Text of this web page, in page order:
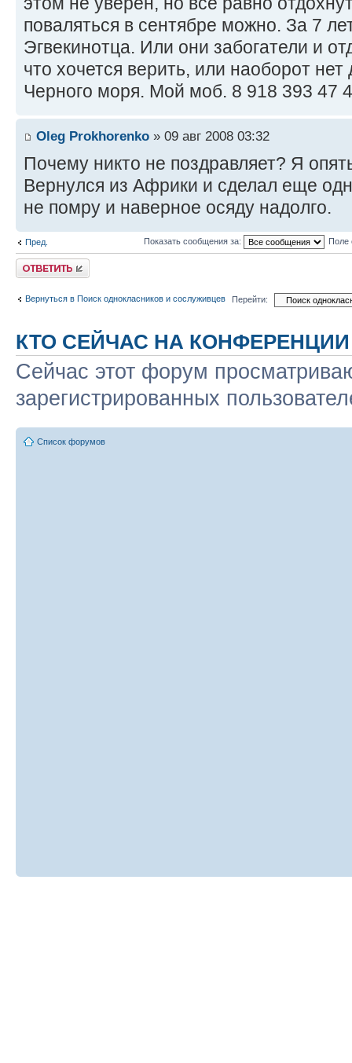
поваляться в сентябре можно. За 7
Эгвекинотца. Или они забогатели и
что хочется верить, или наоборот
Черного моря. Мой моб. 8 918 393 47
Oleg Prokhorenko » 09 авг 2008 03:32
Почему никто не поздравляет? Я
Вернулся из Африки и сделал еще
не помру и наверное осяду надолго.
Пред. Показать сообщения за: Поле
Ответить
Вернуться в Поиск однокласников и сослуживцев Перейти:
КТО СЕЙЧАС НА КОНФЕРЕНЦИИ
Сейчас этот форум
зарегистрированных
Список форумов